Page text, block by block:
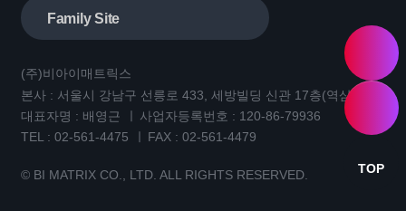
Family Site
(주)비아이매트릭스
본사 : 서울시 강남구 선릉로 433, 세방빌딩 신관 17층(역삼동)
대표자명 : 배영근
사업자등록번호 : 120-86-79936
TEL :02-561-4475 FAX : 02-561-4479
© BI MATRIX CO., LTD. ALL RIGHTS RESERVED. TOP